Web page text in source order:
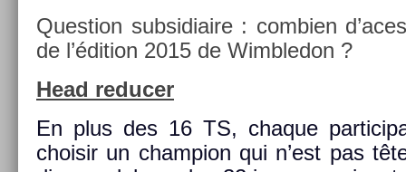
Ques­tion sub­sidiaire : com­bi­en
de l’édi­tion 2015 de Wimbledon ?
Head re­duc­er
En plus des 16 TS, chaque
choisir un champ­ion qui n’est pas